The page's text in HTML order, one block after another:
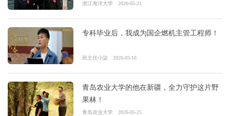
浙江海洋大学 2026-05-21
专科毕业后，我成为国企燃机主管工程师！
班主任小柒 2026-05-16
青岛农业大学的他在新疆，全力守护这片野
果林！
青岛农业大学 2026-05-25